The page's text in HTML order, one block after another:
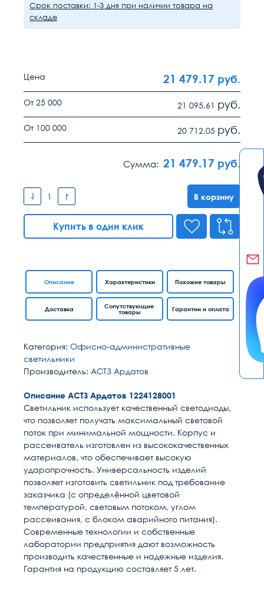
Срок поставки: 1-3 дня при наличии товара на
складе
Цена 21 479.17 руб.
От 25 000 21 095.61 руб.
От 100 000 20 712.05 руб.
Сумма: 21 479.17 руб.
В корзину
Купить в один клик
Описание Характеристики
Доставка
Похожие товары
Сопутствующие
товары
Гарантии и оплата
Категория: Офисно-административные
светильники
Производитель: АСТЗ Ардатов
Описание АСТЗ Ардатов 1224128001
Светильник использует качественный светодиоды,
что позволяет получать максимальный световой
поток при минимальной мощности. Корпус и
рассеиватель изготовлен из высококачественных
материалов, что обеспечивает высокую
ударопрочность. Универсальность изделий
позволяет изготовить светильник под требование
заказчика (с определённой цветовой
температурой, световым потоком, углом
рассеивания, с блоком аварийного питания).
Современные технологии и собственные
лаборатории предприятия дают возможность
производить качественные и надежные изделия.
Гарантия на продукцию составляет 5 лет.